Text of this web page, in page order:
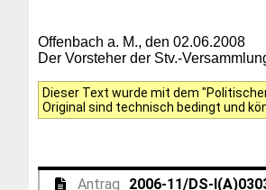
Offenbach a. M., den 02.06.2008
Der Vorsteher der Stv.-
Dieser Text wurde mit dem
Original sind technisch bedingt und
Antrag 2006-11/DS-